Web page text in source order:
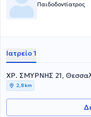
Παιδοδοντίατρος
Ιατρείο 1
ΧΡ. ΣΜΥΡΝΗΣ 21,
2,8 km